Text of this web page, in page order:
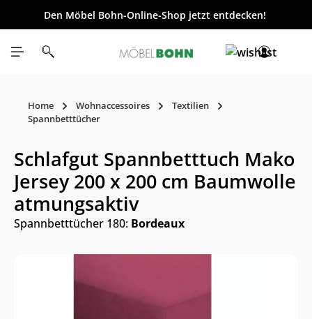
springen
Den Möbel Bohn-Online-Shop jetzt entdecken!
Home Wohnaccessoires
Textilien
Spannbetttücher
Schlafgut Spannbetttuch Mako
Jersey 200 x 200 cm Baumwolle
atmungsaktiv
Spannbetttücher 180: Bordeaux